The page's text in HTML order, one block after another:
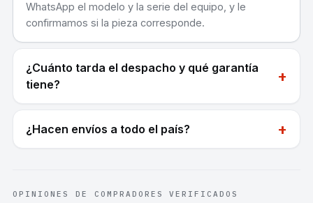
WhatsApp el modelo y la serie del equipo, y le
confirmamos si la pieza corresponde.
¿Cuánto tarda el despacho y qué garantía
tiene?
+
¿Hacen envíos a todo el país? +
OPINIONES DE COMPRADORES VERIFICADOS